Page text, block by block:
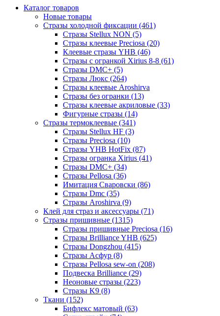
Каталог товаров
Новые товары
Стразы холодной фиксации (461)
Стразы Stellux NON (5)
Стразы клеевые Preciosa (20)
Клеевые стразы YHB (46)
Стразы с огранкой Xirius 8-8 (61)
Стразы DMC+ (5)
Стразы Люкс (264)
Стразы клеевые Aroshirva
Стразы без огранки (13)
Стразы клеевые акриловые (33)
Фигурные стразы (14)
Стразы термоклеевые (341)
Стразы Stellux HF (3)
Стразы Preciosa (10)
Стразы YHB HotFix (87)
Стразы огранка Xirius (41)
Стразы DMC+ (34)
Стразы Pellosa (36)
Имитация Сваровски (86)
Стразы Dmc (35)
Стразы Aroshirva (9)
Клей для страз и аксессуары (71)
Стразы пришивные (1315)
Стразы пришивные Preciosa (16)
Стразы Brilliance YHB (625)
Стразы Dongzhou (415)
Стразы Асфур (8)
Стразы Pellosa sew-on (208)
Подвеска Brilliance (29)
Неоновые стразы (223)
Стразы K9 (8)
Ткани (152)
Бифлекс матовый (63)